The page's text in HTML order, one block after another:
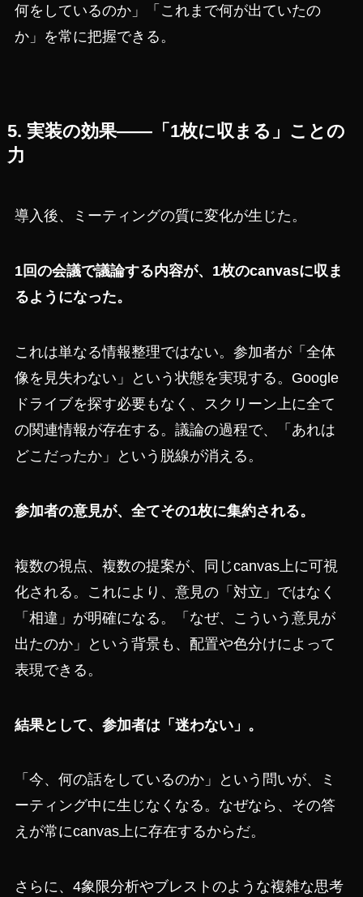
何をしているのか」「これまで何が出ていたの
か」を常に把握できる。
5. 実装の効果——「1枚に収まる」ことの
力
導入後、ミーティングの質に変化が生じた。
1回の会議で議論する内容が、1枚のcanvasに収ま
るようになった。
これは単なる情報整理ではない。参加者が「全体
像を見失わない」という状態を実現する。Google
ドライブを探す必要もなく、スクリーン上に全て
の関連情報が存在する。議論の過程で、「あれは
どこだったか」という脱線が消える。
参加者の意見が、全てその1枚に集約される。
複数の視点、複数の提案が、同じcanvas上に可視
化される。これにより、意見の「対立」ではなく
「相違」が明確になる。「なぜ、こういう意見が
出たのか」という背景も、配置や色分けによって
表現できる。
結果として、参加者は「迷わない」。
「今、何の話をしているのか」という問いが、ミ
ーティング中に生じなくなる。なぜなら、その答
えが常にcanvas上に存在するからだ。
さらに、4象限分析やブレストのような複雑な思考